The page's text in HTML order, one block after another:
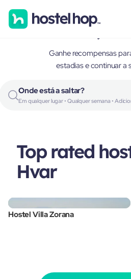
Hvar,
Ganhe recompensas
estadias e continuar a
Onde está a saltar?
Em qualquer lugar • Qualquer semana •
Top rated
Hvar
Hostel Villa Zorana